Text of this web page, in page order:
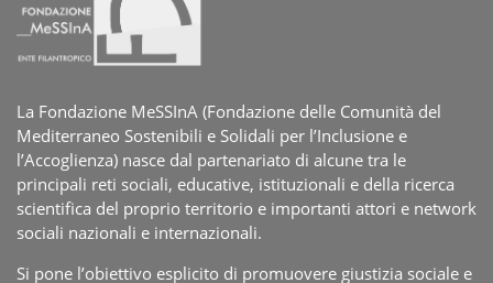
La Fondazione MeSSInA (Fondazione delle Comunità del
Mediterraneo Sostenibili e Solidali per l’Inclusione e
l’Accoglienza) nasce dal partenariato di alcune tra le
principali reti sociali, educative, istituzionali e della ricerca
scientifica del proprio territorio e importanti attori e network
sociali nazionali e internazionali.
Si pone l’obiettivo esplicito di promuovere giustizia sociale e